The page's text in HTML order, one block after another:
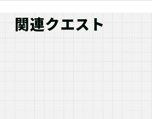
関連クエスト